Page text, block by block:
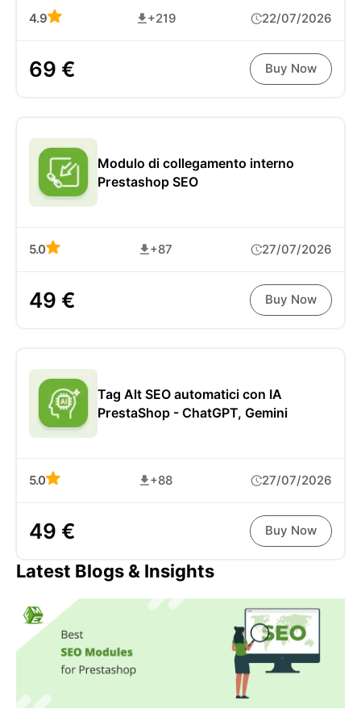
4.9 +219 22/07/2026
69 € Buy Now
Modulo di collegamento interno
Prestashop SEO
5.0 +87 27/07/2026
49 € Buy Now
Tag Alt SEO automatici con IA
PrestaShop - ChatGPT, Gemini
5.0 +88 27/07/2026
49 € Buy Now
Latest Blogs & Insights